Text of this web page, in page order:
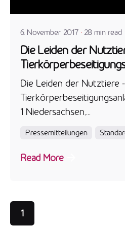
6. November 2017 28 min read
Die Leiden der
Die Leiden der Nutztiere
1 Niedersachsen,...
Pressemitteilungen
Read More
1